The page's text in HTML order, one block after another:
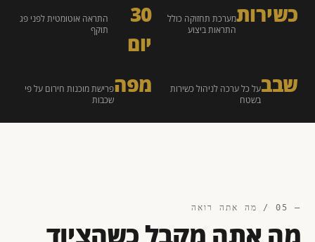
כשירותמערכת תחזוקה כולל
התראות ביצוע
30
יום
התראה אוטומטית לפני פג
תוקף
שבבעל כל ערכה לניהול כשירות
בשטח
מפהפרישת מוכנות חירום על פי
שכבות
— 05 / מה אתה רואה